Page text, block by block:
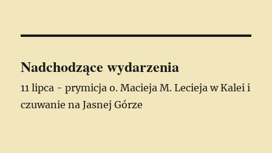
Nadchodzące wydarzenia
11 lipca - prymicja o. Macieja M. Lecieja w Kalei i
czuwanie na Jasnej Górze